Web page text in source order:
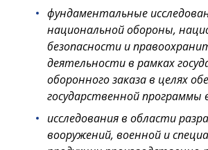
фундаментальные
национальной обороны,
безопасности и
деятельности в рамках
оборонного заказа в целях
государственной программы
исследования в области
вооружений, военной и